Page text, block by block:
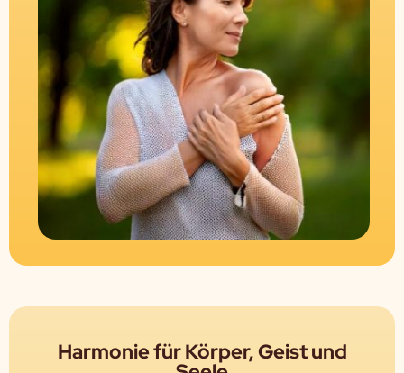
Harmonie für Körper, Geist und